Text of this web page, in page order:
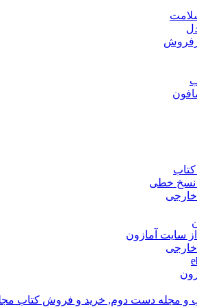
نسخ خطی
خارجی
سایت آمازون
خارجی
و مجله دست دوم, خرید و فروش کتاب